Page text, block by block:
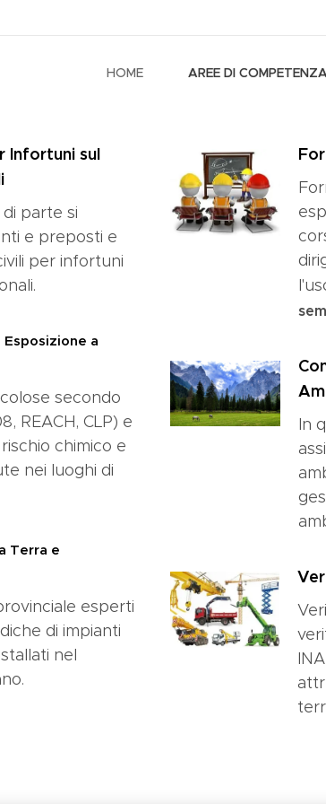
HOME AREE DI COMPETENZA
Infortuni sul
parte si
e preposti e
per infortuni
a
secondo
REACH, CLP) e
chimico e
nei luoghi di
Terra e
esperti
di impianti
nel
In